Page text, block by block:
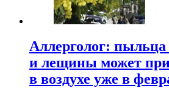
Аллерголог: пыльца
и лещины может
в воздухе уже в